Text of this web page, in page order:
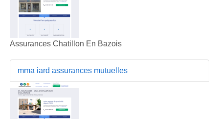
Assurances Chatillon En Bazois
mma iard assurances mutuelles